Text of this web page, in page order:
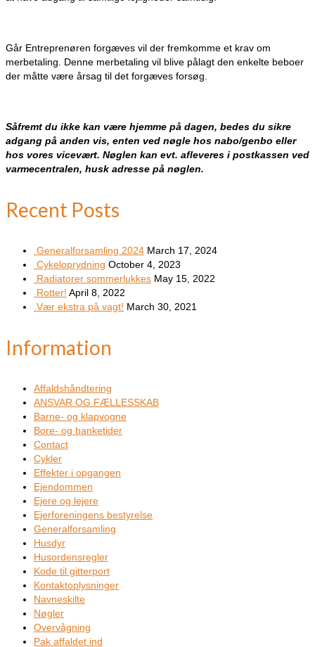
Går Entreprenøren forgæves vil der fremkomme et krav om
merbetaling. Denne merbetaling vil blive pålagt den enkelte beboer
der måtte være årsag til det forgæves forsøg.
Såfremt du ikke kan være hjemme på dagen, bedes du sikre
adgang på anden vis, enten ved nøgle hos nabo/genbo eller
hos vores vicevært. Nøglen kan evt. afleveres i postkassen ved
varmecentralen, husk adresse på nøglen.
Recent Posts
Generalforsamling 2024 March 17, 2024
Cykeloprydning October 4, 2023
Radiatorer sommerlukkes May 15, 2022
Rotter! April 8, 2022
Vær ekstra på vagt! March 30, 2021
Information
Affaldshåndtering
ANSVAR OG FÆLLESSKAB
Barne- og klapvogne
Bore- og banketider
Contact
Cykler
Effekter i opgangen
Ejendommen
Ejere og lejere
Ejerforeningens bestyrelse
Generalforsamling
Husdyr
Husordensregler
Kode til gitterport
Kontaktoplysninger
Navneskilte
Nøgler
Overvågning
Pak affaldet ind